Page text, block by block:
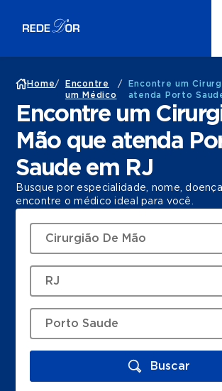
Home/
Encontre
um Médico
/
Encontre um
atenda Porto
Encontre um
Mão que atenda
Saude em RJ
Busque por especialidade, nome,
encontre o médico ideal para você.
Buscar